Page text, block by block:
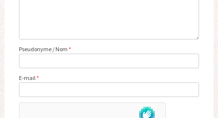
Pseudonyme / Nom *
E-mail*